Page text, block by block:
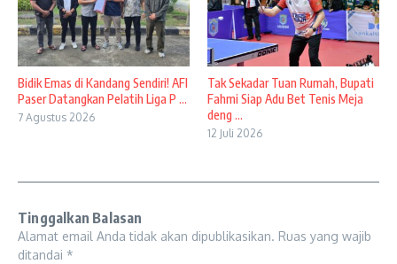
Bidik Emas di Kandang Sendiri! AFI
Paser Datangkan Pelatih Liga P ...
7 Agustus 2026
Tak Sekadar Tuan Rumah, Bupati
Fahmi Siap Adu Bet Tenis Meja
deng ...
12 Juli 2026
Tinggalkan Balasan
Alamat email Anda tidak akan dipublikasikan. Ruas yang wajib
ditandai *